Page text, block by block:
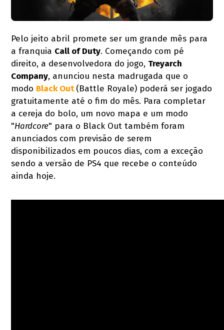
Pelo jeito abril promete ser um grande mês para
a franquia Call of Duty. Começando com pé
direito, a desenvolvedora do jogo, Treyarch
Company, anunciou nesta madrugada que o
modo Black Out(Battle Royale) poderá ser jogado
gratuitamente até o fim do mês. Para completar
a cereja do bolo, um novo mapa e um modo
"Hardcore" para o Black Out também foram
anunciados com previsão de serem
disponibilizados em poucos dias, com a exceção
sendo a versão de PS4 que recebe o conteúdo
ainda hoje.